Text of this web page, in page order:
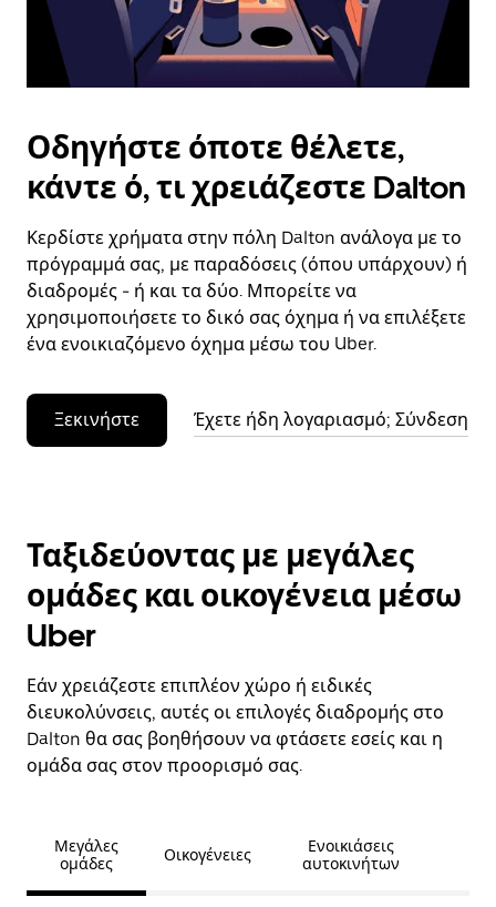
ημερολόγιο.
Οδηγήστε όποτε θέλετε,
κάντε ό, τι χρειάζεστε Dalton
Κερδίστε χρήματα στην πόλη Dalton ανάλογα με το
πρόγραμμά σας, με παραδόσεις (όπου υπάρχουν) ή
διαδρομές - ή και τα δύο. Μπορείτε να
χρησιμοποιήσετε το δικό σας όχημα ή να επιλέξετε
ένα ενοικιαζόμενο όχημα μέσω του Uber.
Ξεκινήστε Έχετε ήδη λογαριασμό; Σύνδεση
Ταξιδεύοντας με μεγάλες
ομάδες και οικογένεια μέσω
Uber
Εάν χρειάζεστε επιπλέον χώρο ή ειδικές
διευκολύνσεις, αυτές οι επιλογές διαδρομής στο
Dalton θα σας βοηθήσουν να φτάσετε εσείς και η
ομάδα σας στον προορισμό σας.
Μεγάλες
ομάδες
Οικογένειες
Ενοικιάσεις
αυτοκινήτων